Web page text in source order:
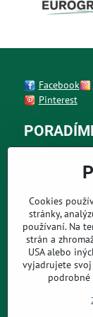
Facebook
Pinterest
+421 945
napísať nám
Cookies
stránky,
používaní. Na
strán a
USA alebo
vyjadrujete svoj
podrobné